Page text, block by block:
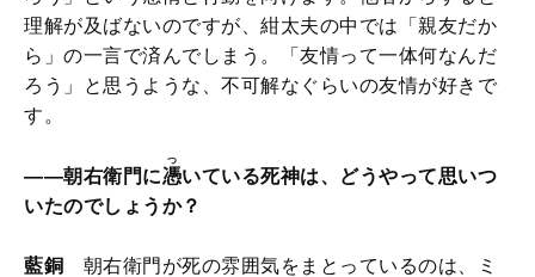
理解が及ばないのですが、紺太夫の中では「親友だか
ら」の一言で済んでしまう。「友情って一体何なんだ
ろう」と思うような、不可解なぐらいの友情が好きで
す。
――朝右衛門に憑
つ
いている死神は、どうやって思いつ
いたのでしょうか？
藍銅
朝右衛門が死の雰囲気をまとっているのは、ミ